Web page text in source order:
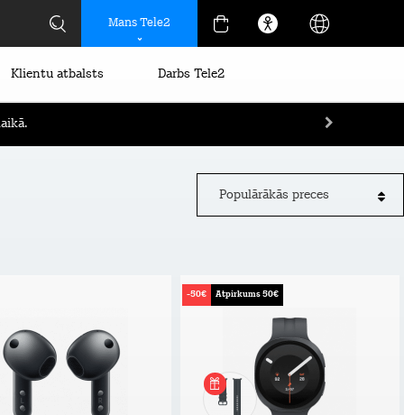
Mans Tele2
Klientu atbalsts Darbs Tele2
Populārākās preces
-50€ Atpirkums 50€